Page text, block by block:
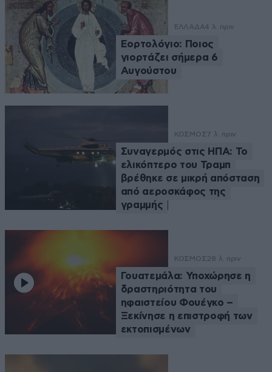
ΕΛΛΑΔΑ4 λ. πριν
Εορτολόγιο: Ποιος
γιορτάζει σήμερα 6
Αυγούστου
ΚΟΣΜΟΣ7 λ. πριν
Συναγερμός στις ΗΠΑ: Το
ελικόπτερο του Τραμπ
βρέθηκε σε μικρή απόσταση
από αεροσκάφος της
γραμμής
ΚΟΣΜΟΣ28 λ. πριν
Γουατεμάλα: Υποχώρησε η
δραστηριότητα του
ηφαιστείου Φουέγκο –
Ξεκίνησε η επιστροφή των
εκτοπισμένων